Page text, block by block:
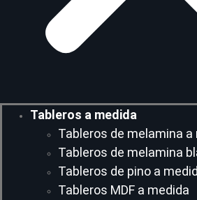
Tableros a medida
Tableros de melamina a
Tableros de melamina
Tableros de pino a
Tableros MDF a medida